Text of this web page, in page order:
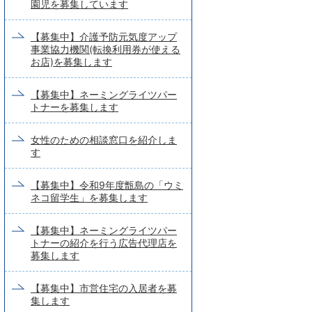
園児を募集しています
【募集中】介護予防元気度アップ
事業協力機関(転換利用券が使える
お店)を募集します
【募集中】ネーミングライツパー
トナーを募集します
女性のための相談窓口を紹介しま
す
【募集中】令和9年度甑島の「ウミ
ネコ留学生」を募集します
【募集中】ネーミングライツパー
トナーの紹介を行う広告代理店を
募集します
【募集中】市営住宅の入居者を募
集します